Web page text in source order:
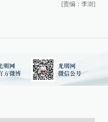
[责编：李澍]